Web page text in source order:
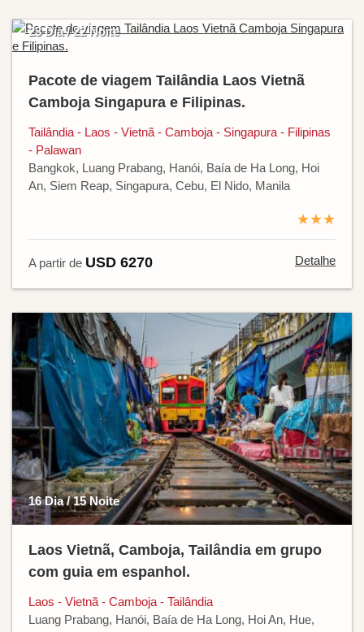
23 Dia / 22 Noite
Pacote de viagem Tailândia Laos Vietnã
Camboja Singapura e Filipinas.
Tailândia - Laos - Vietnã - Camboja - Singapura - Filipinas
- Palawan
Bangkok, Luang Prabang, Hanói, Baía de Ha Long, Hoi
An, Siem Reap, Singapura, Cebu, El Nido, Manila
★★★
A partir de USD 6270 Detalhe
16 Dia / 15 Noite
Laos Vietnã, Camboja, Tailândia em grupo
com guia em espanhol.
Laos - Vietnã - Camboja - Tailândia
Luang Prabang, Hanói, Baía de Ha Long, Hoi An, Hue,